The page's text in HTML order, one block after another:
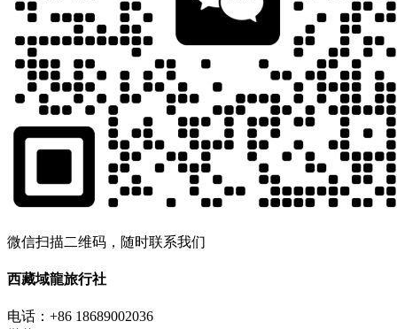
微信扫描二维码，随时联系我们
西藏域龍旅行社
电话：+86 18689002036